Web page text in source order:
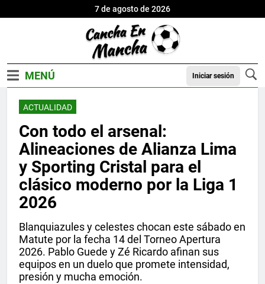
7 de agosto de 2026
Iniciar sesión
ACTUALIDAD
Con todo el arsenal:
Alineaciones de Alianza Lima
y Sporting Cristal para el
clásico moderno por la Liga 1
2026
Blanquiazules y celestes chocan este sábado en
Matute por la fecha 14 del Torneo Apertura
2026. Pablo Guede y Zé Ricardo afinan sus
equipos en un duelo que promete intensidad,
presión y mucha emoción.